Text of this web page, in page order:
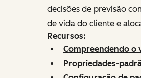
decisões de previsão
de vida do cliente e
Recursos:
Compreendendo o
Propriedades-